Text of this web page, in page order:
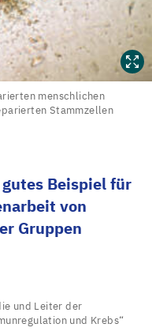
menschlichen
Stammzellen
Beispiel für
von
Gruppen
und Leiter der
und Krebs“